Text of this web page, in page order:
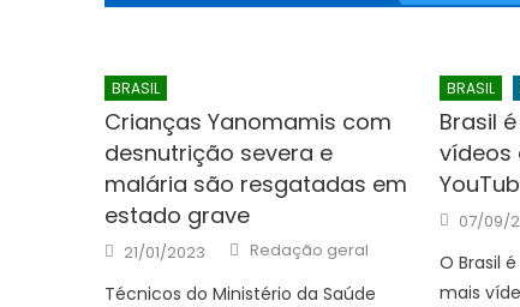
BRASIL
Crianças Yanomamis com
desnutrição severa e
malária são resgatadas em
estado grave
Posted
on
21/01/2023 Author
Redação geral
Técnicos do Ministério da Saúde
BRASIL
Brasil
vídeos
Posted
on
07/09/
O Brasil
mais